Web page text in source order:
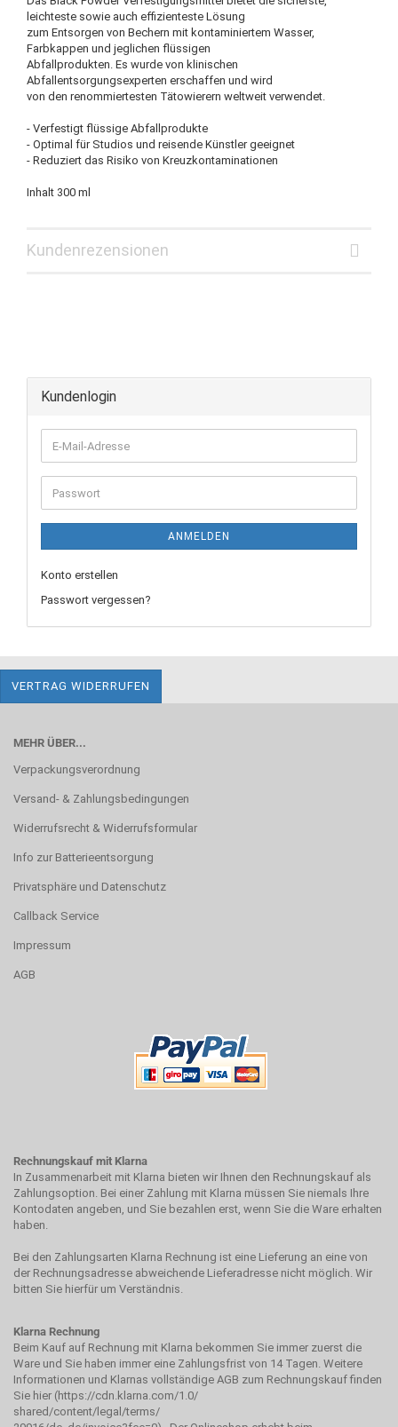
leichteste sowie auch effizienteste Lösung
zum Entsorgen von Bechern mit kontaminiertem Wasser,
Farbkappen und jeglichen flüssigen
Abfallprodukten. Es wurde von klinischen
Abfallentsorgungsexperten erschaffen und wird
von den renommiertesten Tätowierern weltweit verwendet.
- Verfestigt flüssige Abfallprodukte
- Optimal für Studios und reisende Künstler geeignet
- Reduziert das Risiko von Kreuzkontaminationen
Inhalt 300 ml
Kundenrezensionen
Kundenlogin
E-
Mail-
Adresse
Passwort
ANMELDEN
Konto erstellen
Passwort vergessen?
VERTRAG WIDERRUFEN
MEHR ÜBER...
Verpackungsverordnung
Versand- & Zahlungsbedingungen
Widerrufsrecht & Widerrufsformular
Info zur Batterieentsorgung
Privatsphäre und Datenschutz
Callback Service
Impressum
AGB
Rechnungskauf mit Klarna
In Zusammenarbeit mit Klarna bieten wir Ihnen den Rechnungskauf als
Zahlungsoption. Bei einer Zahlung mit Klarna müssen Sie niemals Ihre
Kontodaten angeben, und Sie bezahlen erst, wenn Sie die Ware erhalten
haben.
Bei den Zahlungsarten Klarna Rechnung ist eine Lieferung an eine von
der Rechnungsadresse abweichende Lieferadresse nicht möglich. Wir
bitten Sie hierfür um Verständnis.
Klarna Rechnung
Beim Kauf auf Rechnung mit Klarna bekommen Sie immer zuerst die
Ware und Sie haben immer eine Zahlungsfrist von 14 Tagen. Weitere
Informationen und Klarnas vollständige AGB zum Rechnungskauf finden
Sie hier (https://cdn.klarna.com/1.0/
shared/content/legal/terms/